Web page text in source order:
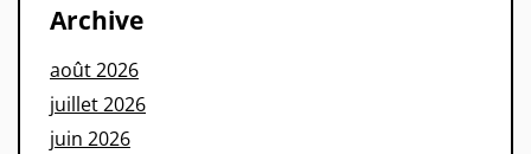
Archive
août 2026
juillet 2026
juin 2026